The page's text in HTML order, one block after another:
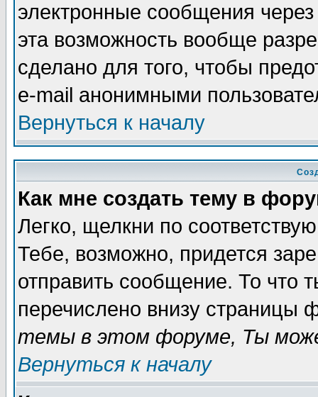
электронные сообщения
эта возможность вообще
сделано для того, чтобы
e-mail анонимными
Вернуться к началу
Как мне создать тему в
Легко, щелкни по
Тебе, возможно, придется
отправить сообщение. То
перечислено внизу страницы
темы в этом форуме, Ты
Вернуться к началу